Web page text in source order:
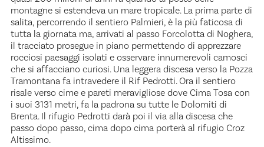
montagne si estendeva un mare tropicale. La prima parte di
salita, percorrendo il sentiero Palmieri, è la più faticosa di
tutta la giornata ma, arrivati al passo Forcolotta di Noghera,
il tracciato prosegue in piano permettendo di apprezzare
rocciosi paesaggi isolati e osservare innumerevoli camosci
che si affacciano curiosi. Una leggera discesa verso la Pozza
Tramontana fa intravedere il Rif Pedrotti. Ora il sentiero
risale verso cime e pareti meravigliose dove Cima Tosa con
i suoi 3131 metri, fa la padrona su tutte le Dolomiti di
Brenta. Il rifugio Pedrotti darà poi il via alla discesa che
passo dopo passo, cima dopo cima porterà al rifugio Croz
Altissimo.